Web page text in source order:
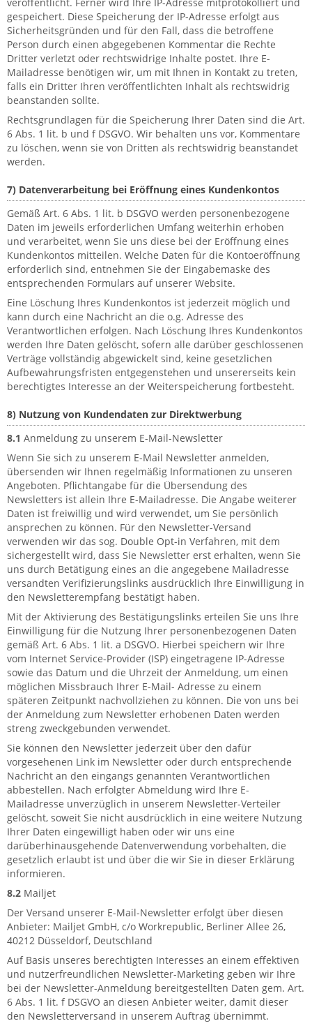
gespeichert. Diese Speicherung der IP-Adresse erfolgt aus
Sicherheitsgründen und für den Fall, dass die betroffene
Person durch einen abgegebenen Kommentar die Rechte
Dritter verletzt oder rechtswidrige Inhalte postet. Ihre E-
Mailadresse benötigen wir, um mit Ihnen in Kontakt zu treten,
falls ein Dritter Ihren veröffentlichten Inhalt als rechtswidrig
beanstanden sollte.
Rechtsgrundlagen für die Speicherung Ihrer Daten sind die Art.
6 Abs. 1 lit. b und f DSGVO. Wir behalten uns vor, Kommentare
zu löschen, wenn sie von Dritten als rechtswidrig beanstandet
werden.
7) Datenverarbeitung bei Eröffnung eines Kundenkontos
Gemäß Art. 6 Abs. 1 lit. b DSGVO werden personenbezogene
Daten im jeweils erforderlichen Umfang weiterhin erhoben
und verarbeitet, wenn Sie uns diese bei der Eröffnung eines
Kundenkontos mitteilen. Welche Daten für die Kontoeröffnung
erforderlich sind, entnehmen Sie der Eingabemaske des
entsprechenden Formulars auf unserer Website.
Eine Löschung Ihres Kundenkontos ist jederzeit möglich und
kann durch eine Nachricht an die o.g. Adresse des
Verantwortlichen erfolgen. Nach Löschung Ihres Kundenkontos
werden Ihre Daten gelöscht, sofern alle darüber geschlossenen
Verträge vollständig abgewickelt sind, keine gesetzlichen
Aufbewahrungsfristen entgegenstehen und unsererseits kein
berechtigtes Interesse an der Weiterspeicherung fortbesteht.
8) Nutzung von Kundendaten zur Direktwerbung
8.1 Anmeldung zu unserem E-Mail-Newsletter
Wenn Sie sich zu unserem E-Mail Newsletter anmelden,
übersenden wir Ihnen regelmäßig Informationen zu unseren
Angeboten. Pflichtangabe für die Übersendung des
Newsletters ist allein Ihre E-Mailadresse. Die Angabe weiterer
Daten ist freiwillig und wird verwendet, um Sie persönlich
ansprechen zu können. Für den Newsletter-Versand
verwenden wir das sog. Double Opt-in Verfahren, mit dem
sichergestellt wird, dass Sie Newsletter erst erhalten, wenn Sie
uns durch Betätigung eines an die angegebene Mailadresse
versandten Verifizierungslinks ausdrücklich Ihre Einwilligung in
den Newsletterempfang bestätigt haben.
Mit der Aktivierung des Bestätigungslinks erteilen Sie uns Ihre
Einwilligung für die Nutzung Ihrer personenbezogenen Daten
gemäß Art. 6 Abs. 1 lit. a DSGVO. Hierbei speichern wir Ihre
vom Internet Service-Provider (ISP) eingetragene IP-Adresse
sowie das Datum und die Uhrzeit der Anmeldung, um einen
möglichen Missbrauch Ihrer E-Mail- Adresse zu einem
späteren Zeitpunkt nachvollziehen zu können. Die von uns bei
der Anmeldung zum Newsletter erhobenen Daten werden
streng zweckgebunden verwendet.
Sie können den Newsletter jederzeit über den dafür
vorgesehenen Link im Newsletter oder durch entsprechende
Nachricht an den eingangs genannten Verantwortlichen
abbestellen. Nach erfolgter Abmeldung wird Ihre E-
Mailadresse unverzüglich in unserem Newsletter-Verteiler
gelöscht, soweit Sie nicht ausdrücklich in eine weitere Nutzung
Ihrer Daten eingewilligt haben oder wir uns eine
darüberhinausgehende Datenverwendung vorbehalten, die
gesetzlich erlaubt ist und über die wir Sie in dieser Erklärung
informieren.
8.2 Mailjet
Der Versand unserer E-Mail-Newsletter erfolgt über diesen
Anbieter: Mailjet GmbH, c/o Workrepublic, Berliner Allee 26,
40212 Düsseldorf, Deutschland
Auf Basis unseres berechtigten Interesses an einem effektiven
und nutzerfreundlichen Newsletter-Marketing geben wir Ihre
bei der Newsletter-Anmeldung bereitgestellten Daten gem. Art.
6 Abs. 1 lit. f DSGVO an diesen Anbieter weiter, damit dieser
den Newsletterversand in unserem Auftrag übernimmt.